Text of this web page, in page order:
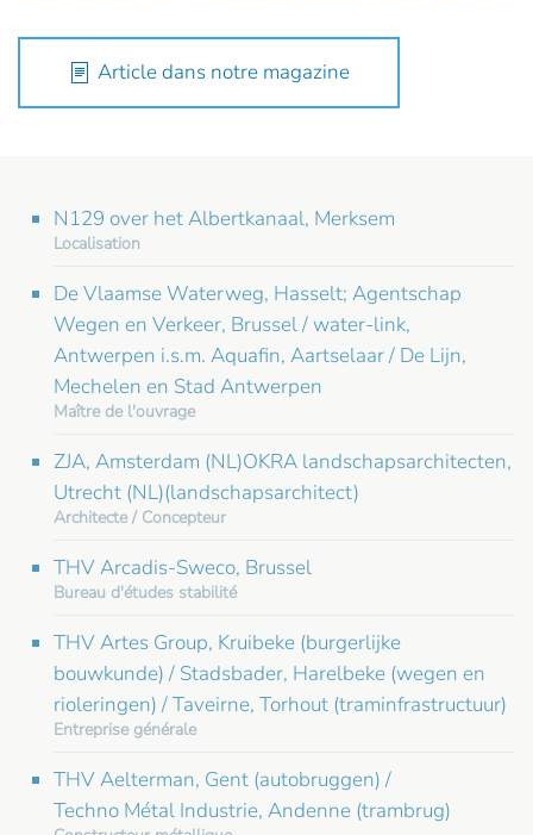
Article dans notre magazine
N129 over het Albertkanaal, Merksem
Localisation
De Vlaamse Waterweg, Hasselt; Agentschap
Wegen en Verkeer, Brussel / water-link,
Antwerpen i.s.m. Aquafin, Aartselaar / De Lijn,
Mechelen en Stad Antwerpen
Maître de l'ouvrage
ZJA, Amsterdam (NL)OKRA landschapsarchitecten,
Utrecht (NL)(landschapsarchitect)
Architecte / Concepteur
THV Arcadis-Sweco, Brussel
Bureau d'études stabilité
THV Artes Group, Kruibeke (burgerlijke
bouwkunde) / Stadsbader, Harelbeke (wegen en
rioleringen) / Taveirne, Torhout (traminfrastructuur)
Entreprise générale
THV Aelterman, Gent (autobruggen) /
Techno Métal Industrie, Andenne (trambrug)